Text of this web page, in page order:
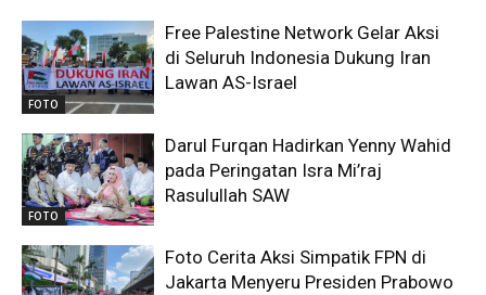
FOTO
Free Palestine Network Gelar Aksi
di Seluruh Indonesia Dukung Iran
Lawan AS-Israel
FOTO
Darul Furqan Hadirkan Yenny Wahid
pada Peringatan Isra Mi’raj
Rasulullah SAW
Foto Cerita Aksi Simpatik FPN di
Jakarta Menyeru Presiden Prabowo